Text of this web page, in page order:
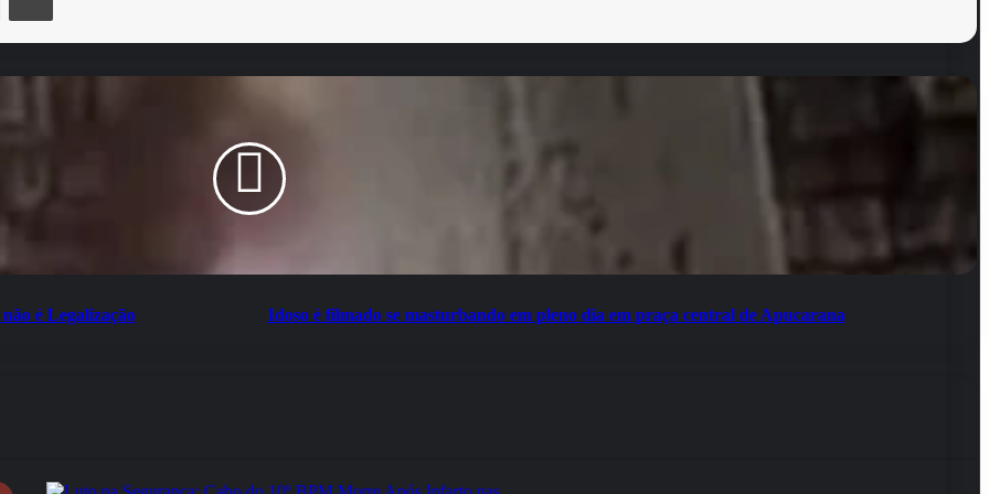
é Legalização Idoso é filmado se masturbando em pleno dia em praça central de Apucarana